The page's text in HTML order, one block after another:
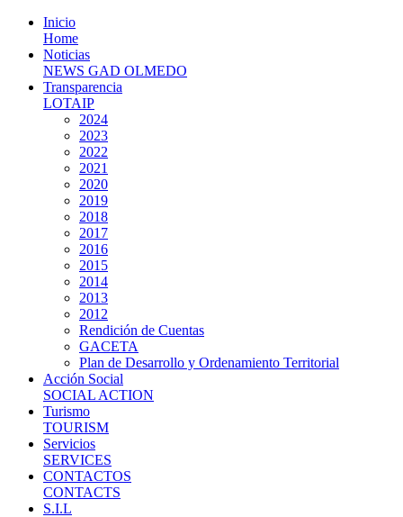
Inicio
Home
Noticias
NEWS GAD OLMEDO
Transparencia
LOTAIP
2024
2023
2022
2021
2020
2019
2018
2017
2016
2015
2014
2013
2012
Rendición de Cuentas
GACETA
Plan de Desarrollo y Ordenamiento Territorial
Acción Social
SOCIAL ACTION
Turismo
TOURISM
Servicios
SERVICES
CONTACTOS
CONTACTS
S.I.L